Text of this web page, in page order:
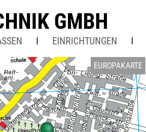
GMBH
EINRICHTUNGEN
EUROPAKARTE